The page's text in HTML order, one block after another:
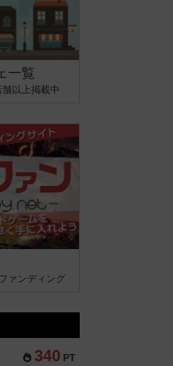
一覧
以上掲載中
ァンディング
340 PT